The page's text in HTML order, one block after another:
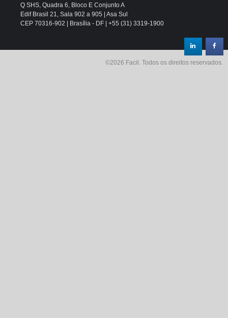
Q SHS, Quadra 6, Bloco E Conjunto A
Edif Brasil 21, Sala 902 a 905 | Asa Sul
CEP 70316-902 | Brasília - DF | +55 (31) 3319-1900
.
©2026 Facil. Todos os direitos reservados.